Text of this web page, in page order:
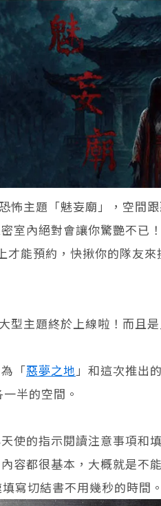
怖主題「魅妄廟」，空間
室內絕對會讓你驚艷不已
能預約，快揪你的隊友來
型主題終於上線啦！而且
「惡夢之地 」和這次推出
半的空間。
使的指示閱讀注意事項和
容都很基本，大概就是不
寫切結書不用幾秒的時間。